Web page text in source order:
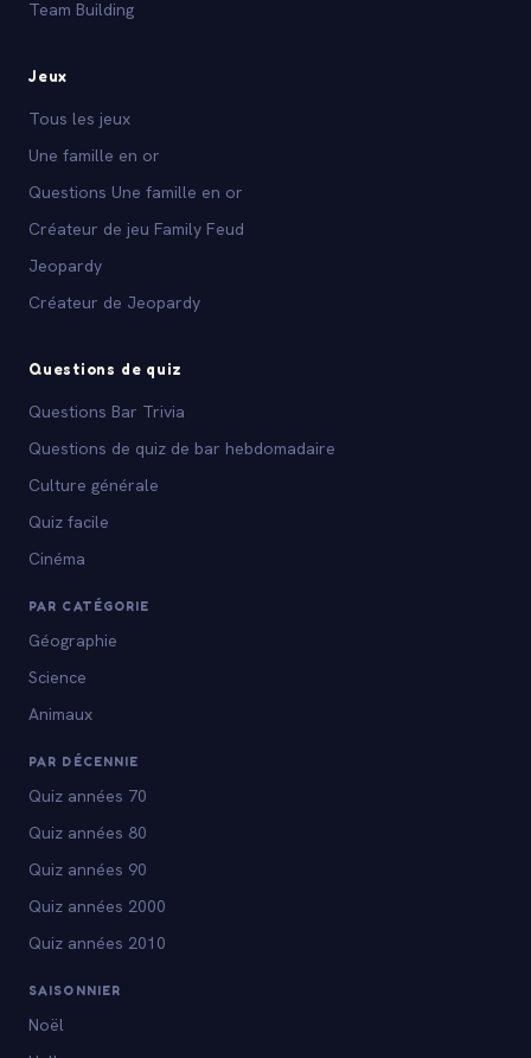
Team Building
Jeux
Tous les jeux
Une famille en or
Questions Une famille en or
Créateur de jeu Family Feud
Jeopardy
Créateur de Jeopardy
Questions de quiz
Questions Bar Trivia
Questions de quiz de bar hebdomadaire
Culture générale
Quiz facile
Cinéma
PAR CATÉGORIE
Géographie
Science
Animaux
PAR DÉCENNIE
Quiz années 70
Quiz années 80
Quiz années 90
Quiz années 2000
Quiz années 2010
SAISONNIER
Noël